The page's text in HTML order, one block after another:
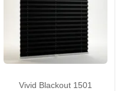
Vivid Blackout 1501